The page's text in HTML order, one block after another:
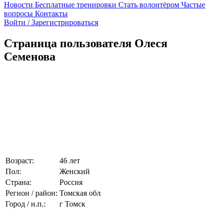
Новости Бесплатные тренировки Стать волонтёром Частые
вопросы Контакты
Войти / Зарегистрироваться
Страница пользователя Олеся
Семенова
Возраст:
46 лет
Пол:
Женский
Страна:
Россия
Регион / район: Томская обл
Город / н.п.:
г Томск